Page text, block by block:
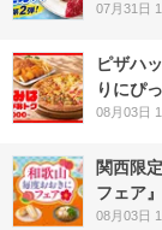
07月31日
ピザハ
りにぴ
08月03日
関西限
フェア
08月03日